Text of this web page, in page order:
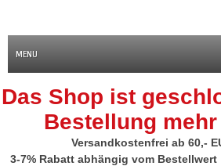
MENU
Das Shop ist
Bestellung
Versandkostenfrei ab 60,-
3-7% Rabatt abhängig vom Bestellwert